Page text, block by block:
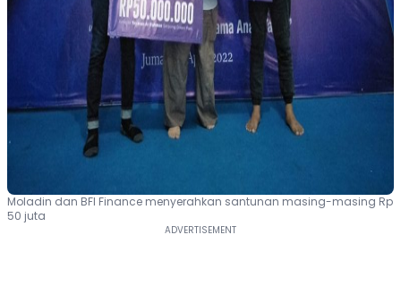
Moladin dan BFI Finance menyerahkan santunan masing-masing Rp
50 juta